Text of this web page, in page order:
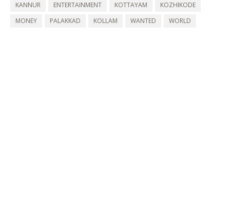
KANNUR
ENTERTAINMENT KOTTAYAM
KOZHIKODE
MONEY
PALAKKAD KOLLAM WANTED WORLD